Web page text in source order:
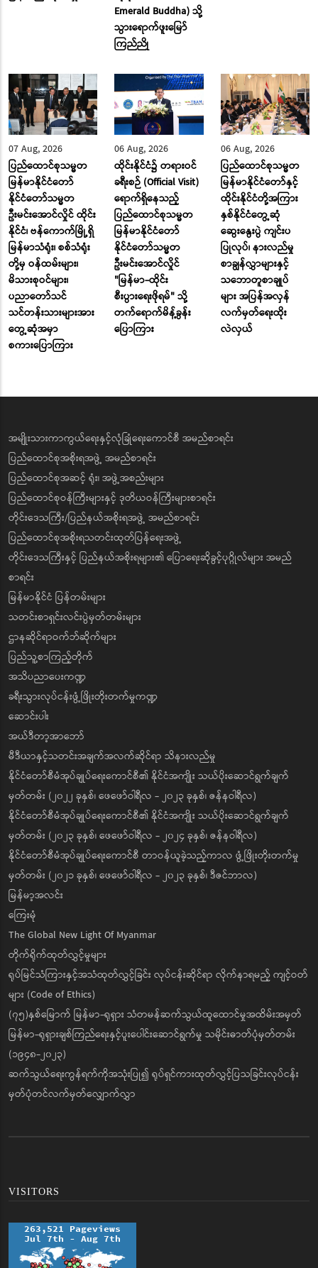
Emerald Buddha) သို့
သွားရောက်ဖူးမြော်
ကြည်ညို
07 Aug, 2026
ပြည်ထောင်စုသမ္မတ
မြန်မာနိုင်ငံတော်
နိုင်ငံတော်သမ္မတ
ဦးမင်းအောင်လှိုင် ထိုင်း
နိုင်ငံ၊ ဗန်ကောက်မြို့ရှိ
မြန်မာသံရုံး၊ စစ်သံရုံး
တို့မှ ဝန်ထမ်းများ၊
မိသားစုဝင်များ၊
ပညာတော်သင်
သင်တန်းသားများအား
တွေ့ဆုံအမှာ
စကားပြောကြား
06 Aug, 2026
ထိုင်းနိုင်ငံ၌ တရားဝင်
ခရီးစဉ် (Official Visit)
ရောက်ရှိနေသည့်
ပြည်ထောင်စုသမ္မတ
မြန်မာနိုင်ငံတော်
နိုင်ငံတော်သမ္မတ
ဦးမင်းအောင်လှိုင်
"မြန်မာ-ထိုင်း
စီးပွားရေးဖိုရမ်" သို့
တက်ရောက်မိန့်ခွန်း
ပြောကြား
06 Aug, 2026
ပြည်ထောင်စုသမ္မတ
မြန်မာနိုင်ငံတော်နှင့်
ထိုင်းနိုင်ငံတို့အကြား
နှစ်နိုင်ငံတွေ့ဆုံ
ဆွေးနွေးပွဲ ကျင်းပ
ပြုလုပ်၊ နားလည်မှု
စာချွန်လွှာများနှင့်
သဘောတူစာချုပ်
များ အပြန်အလှန်
လက်မှတ်ရေးထိုး
လဲလှယ်
အမျိုးသားကာကွယ်ရေးနှင့်လုံခြုံရေးကောင်စီ အမည်စာရင်း
ပြည်ထောင်စုအစိုးရအဖွဲ့ အမည်စာရင်း
ပြည်ထောင်စုအဆင့် ရုံး၊ အဖွဲ့အစည်းများ
ပြည်ထောင်စုဝန်ကြီးများနှင့် ဒုတိယဝန်ကြီးများစာရင်း
တိုင်းဒေသကြီး/ပြည်နယ်အစိုးရအဖွဲ့ အမည်စာရင်း
ပြည်ထောင်စုအစိုးရသတင်းထုတ်ပြန်ရေးအဖွဲ့
တိုင်းဒေသကြီးနှင့် ပြည်နယ်အစိုးရများ၏ ပြောရေးဆိုခွင့်ပုဂ္ဂိုလ်များ အမည်
စာရင်း
မြန်မာနိုင်ငံ ပြန်တမ်းများ
သတင်းစာရှင်းလင်းပွဲမှတ်တမ်းများ
ဌာနဆိုင်ရာဝက်ဘ်ဆိုက်များ
ပြည်သူ့စာကြည့်တိုက်
အသိပညာပေးကဏ္ဍ
ခရီးသွားလုပ်ငန်းဖွံ့ဖြိုးတိုးတက်မှုကဏ္ဍ
ဆောင်းပါး
အယ်ဒီတာ့အာဘော်
မီဒီယာနှင့်သတင်းအချက်အလက်ဆိုင်ရာ သိနားလည်မှု
နိုင်ငံတော်စီမံအုပ်ချုပ်ရေးကောင်စီ၏ နိုင်ငံအကျိုး သယ်ပိုးဆောင်ရွက်ချက်
မှတ်တမ်း (၂၀၂၂ ခုနှစ်၊ ဖေဖော်ဝါရီလ - ၂၀၂၃ ခုနှစ်၊ ဇန်နဝါရီလ)
နိုင်ငံတော်စီမံအုပ်ချုပ်ရေးကောင်စီ၏ နိုင်ငံအကျိုး သယ်ပိုးဆောင်ရွက်ချက်
မှတ်တမ်း (၂၀၂၃ ခုနှစ်၊ ဖေဖော်ဝါရီလ - ၂၀၂၄ ခုနှစ်၊ ဇန်နဝါရီလ)
နိုင်ငံတော်စီမံအုပ်ချုပ်ရေးကောင်စီ တာဝန်ယူခဲ့သည့်ကာလ ဖွံ့ဖြိုးတိုးတက်မှု
မှတ်တမ်း (၂၀၂၁ ခုနှစ်၊ ဖေဖော်ဝါရီလ - ၂၀၂၃ ခုနှစ်၊ ဒီဇင်ဘာလ)
မြန်မာ့အလင်း
ကြေးမုံ
The Global New Light Of Myanmar
တိုက်ရိုက်ထုတ်လွှင့်မှုများ
ရုပ်မြင်သံကြားနှင့်အသံထုတ်လွှင့်ခြင်း လုပ်ငန်းဆိုင်ရာ လိုက်နာရမည့် ကျင့်ဝတ်
များ (Code of Ethics)
(၇၅)နှစ်မြောက် မြန်မာ-ရုရှား သံတမန်ဆက်သွယ်ထူထောင်မှုအထိမ်းအမှတ်
မြန်မာ-ရုရှားချစ်ကြည်ရေးနှင့်ပူးပေါင်းဆောင်ရွက်မှု သမိုင်းဓာတ်ပုံမှတ်တမ်း
(၁၉၄၈-၂၀၂၃)
ဆက်သွယ်ရေးကွန်ရက်ကိုအသုံးပြု၍ ရုပ်ရှင်ကားထုတ်လွှင့်ပြသခြင်းလုပ်ငန်း
မှတ်ပုံတင်လက်မှတ်လျှောက်လွှာ
VISITORS